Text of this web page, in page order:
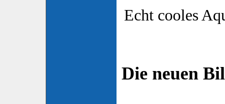
Echt cooles
Die neuen